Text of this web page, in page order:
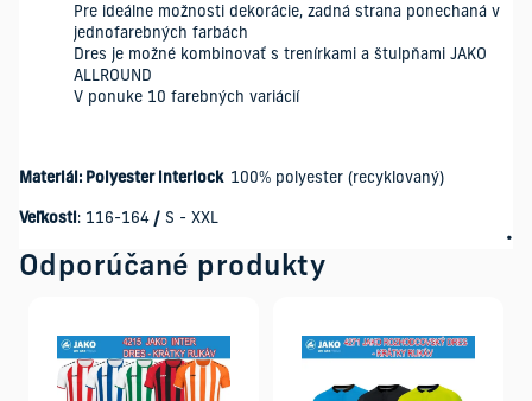
Pre ideálne možnosti dekorácie, zadná strana ponechaná v
jednofarebných farbách
Dres je možné kombinovať s trenírkami a štulpňami JAKO
ALLROUND
V ponuke 10 farebných variácií
Materiál: Polyester interlock 100% polyester (recyklovaný)
Veľkosti : 116-164 / S - XXL
Odporúčané produkty